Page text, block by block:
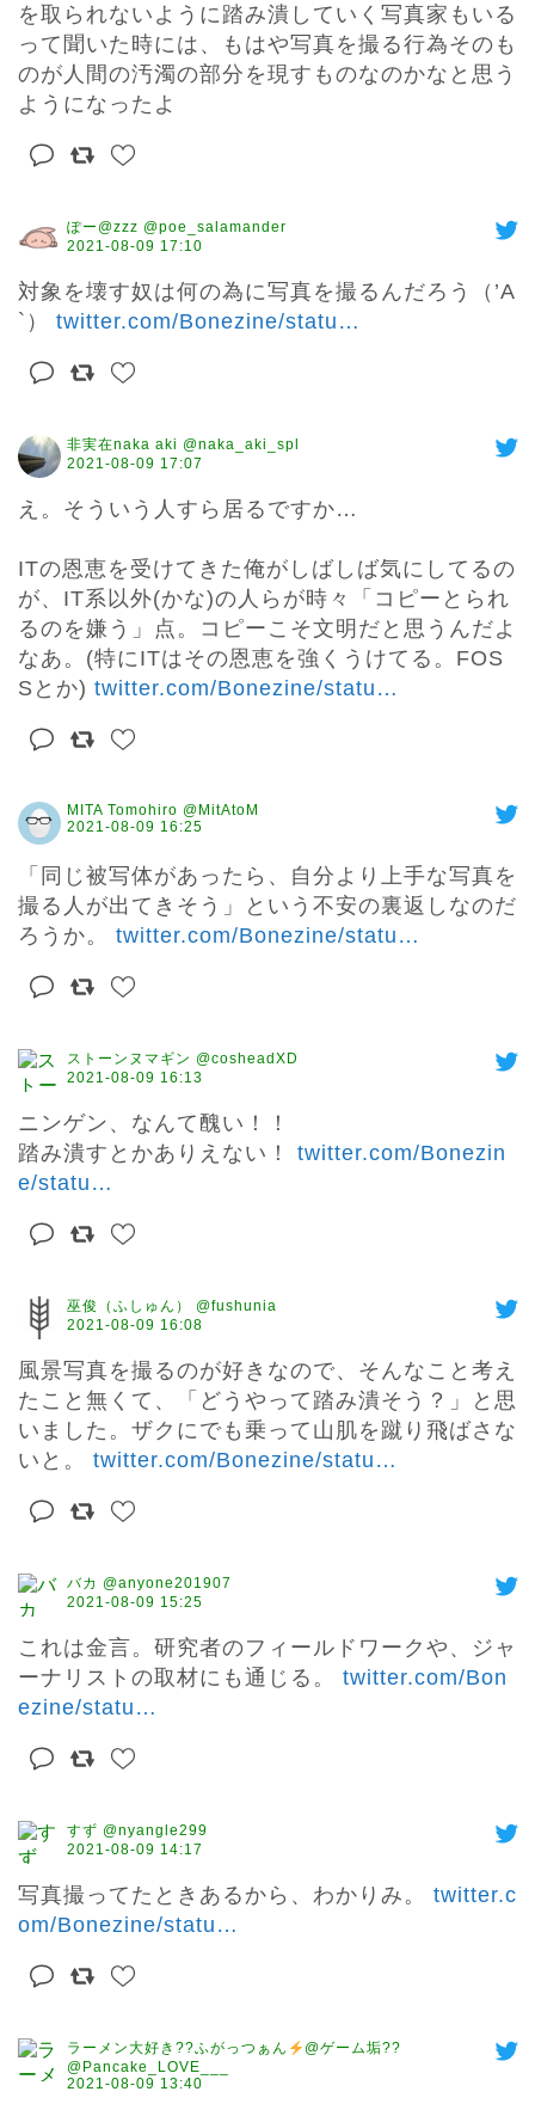
を取られないように踏み潰していく写真家もいる
って聞いた時には、もはや写真を撮る行為そのも
のが人間の汚濁の部分を現すものなのかなと思う
ようになったよ
ぽー@zzz @poe_salamander
2021-08-09 17:10
対象を壊す奴は何の為に写真を撮るんだろう（’A
`） twitter.com/Bonezine/statu …
非実在naka aki @naka_aki_spl
2021-08-09 17:07
え。そういう人すら居るですか…
ITの恩恵を受けてきた俺がしばしば気にしてるの
が、IT系以外(かな)の人らが時々「コピーとられ
るのを嫌う」点。コピーこそ文明だと思うんだよ
なあ。(特にITはその恩恵を強くうけてる。FOS
Sとか) twitter.com/Bonezine/statu …
MITA Tomohiro @MitAtoM
2021-08-09 16:25
「同じ被写体があったら、自分より上手な写真を
撮る人が出てきそう」という不安の裏返しなのだ
ろうか。 twitter.com/Bonezine/statu …
ストーンヌマギン @cosheadXD
2021-08-09 16:13
ニンゲン、なんて醜い！！
踏み潰すとかありえない！ twitter.com/Bonezin
e/statu …
巫俊（ふしゅん） @fushunia
2021-08-09 16:08
風景写真を撮るのが好きなので、そんなこと考え
たこと無くて、「どうやって踏み潰そう？」と思
いました。ザクにでも乗って山肌を蹴り飛ばさな
いと。 twitter.com/Bonezine/statu …
バカ @anyone201907
2021-08-09 15:25
これは金言。研究者のフィールドワークや、ジャ
ーナリストの取材にも通じる。 twitter.com/Bon
ezine/statu …
すず @nyangle299
2021-08-09 14:17
写真撮ってたときあるから、わかりみ。 twitter.c
om/Bonezine/statu …
ラーメン大好き??ふがっつぁん
@ゲーム垢??
@Pancake_LOVE___
2021-08-09 13:40